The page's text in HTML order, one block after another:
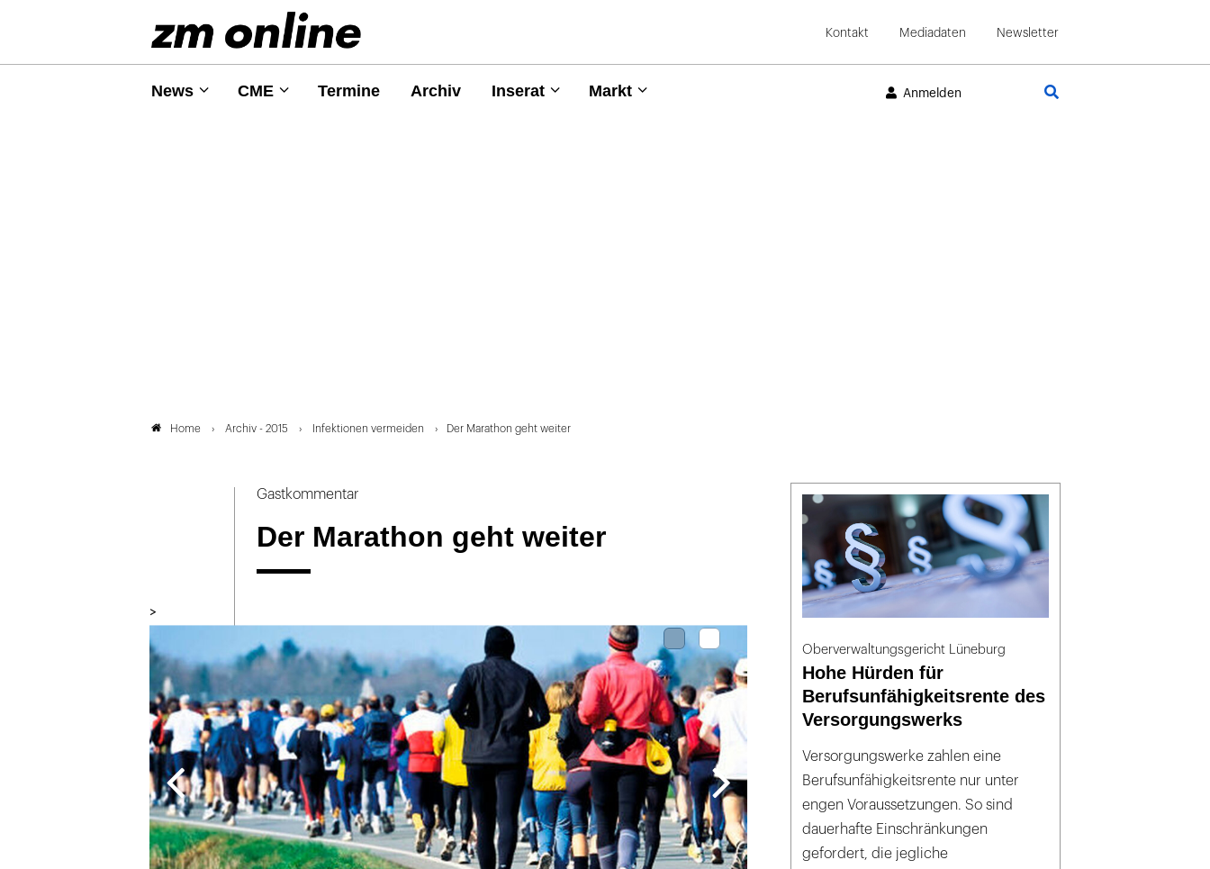
Kontakt Mediadaten Newsletter
News CME Termine Archiv Inserat Markt Anmelden
Home Archiv - 2015 Infektionen vermeiden Der Marathon geht weiter
Gastkommentar
Der Marathon geht weiter
>
Oberverwaltungsgericht Lüneburg
Hohe Hürden für
Berufsunfähigkeitsrente des
Versorgungswerks
Versorgungswerke zahlen eine
Berufsunfähigkeitsrente nur unter
engen Voraussetzungen. So sind
dauerhafte Einschränkungen
gefordert, die jegliche